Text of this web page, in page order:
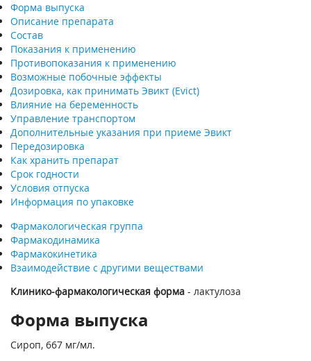
Форма выпуска
Описание препарата
Состав
Показания к применению
Противопоказания к применению
Возможные побочные эффекты
Дозировка, как принимать Эвикт (Evict)
Влияние на беременность
Управление транспортом
Дополнительные указания при приеме Эвикт
Передозировка
Как хранить препарат
Срок годности
Условия отпуска
Информация по упаковке
Фармакологическая группа
Фармакодинамика
Фармакокинетика
Взаимодействие с другими веществами
Клинико-фармакологическая форма - лактулоза
Форма выпуска
Сироп, 667 мг/мл.